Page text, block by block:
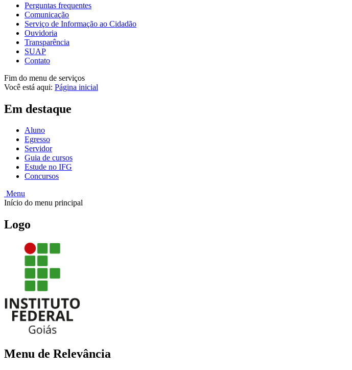
Perguntas frequentes
Comunicação
Serviço de Informação ao Cidadão
Ouvidoria
Transparência
SUAP
Contato
Fim do menu de serviços
Você está aqui: Página inicial
Em destaque
Aluno
Egresso
Servidor
Guia de cursos
Estude no IFG
Concursos
Menu
Início do menu principal
Logo
Menu de Relevância